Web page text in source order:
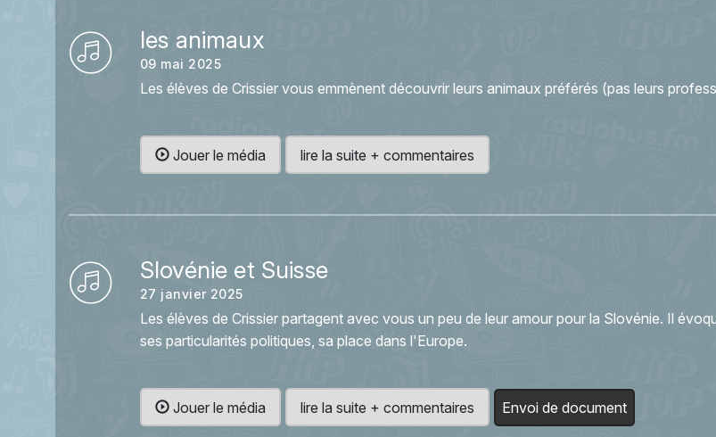
les animaux
09 mai 2025
Les élèves de Crissier vous emmènent découvrir leurs animaux préférés (pas leurs
Jouer le média lire la suite + commentaires
Slovénie et Suisse
27 janvier 2025
Les élèves de Crissier partagent avec vous un peu de leur amour pour la Slovénie. Il
ses particularités politiques, sa place dans l'Europe.
Jouer le média lire la suite + commentaires Envoi de document